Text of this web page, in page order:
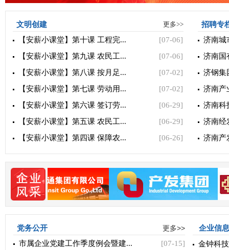
文明创建 更多>>
【安薪小课堂】第十课 工程完...
[07-06]
【安薪小课堂】第九课 农民工...
[07-06]
【安薪小课堂】第八课 按月足...
[07-02]
【安薪小课堂】第七课 劳动用...
[07-02]
【安薪小课堂】第六课 签订劳...
[06-29]
【安薪小课堂】第五课 农民工...
[06-29]
【安薪小课堂】第四课 保障农...
[06-26]
招聘专
济南城
济南国
济钢集
济南产
济南科
济南经
济南产
党务公开
更多>>
市属企业党建工作季度例会暨建...
[07-15]
企业信息
金钟科